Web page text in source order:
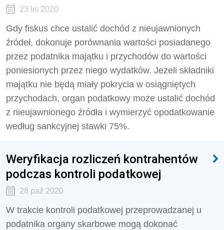
23 lis 2020
Gdy fiskus chce ustalić dochód z nieujawnionych
źródeł, dokonuje porównania wartości posiadanego
przez podatnika majątku i przychodów do wartości
poniesionych przez niego wydatków. Jeżeli składniki
majątku nie będą miały pokrycia w osiągniętych
przychodach, organ podatkowy może ustalić dochód
z nieujawnionego źródła i wymierzyć opodatkowanie
według sankcyjnej stawki 75%.
Weryfikacja rozliczeń kontrahentów
podczas kontroli podatkowej
28 paź 2020
W trakcie kontroli podatkowej przeprowadzanej u
podatnika organy skarbowe mogą dokonać